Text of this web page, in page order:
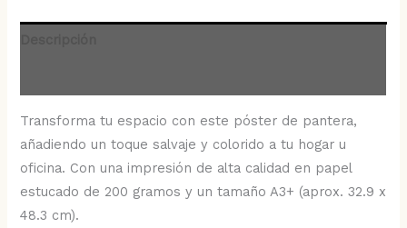
Transforma tu espacio con este póster de pantera,
añadiendo un toque salvaje y colorido a tu hogar u
oficina. Con una impresión de alta calidad en papel
estucado de 200 gramos y un tamaño A3+ (aprox. 32.9 x
48.3 cm).